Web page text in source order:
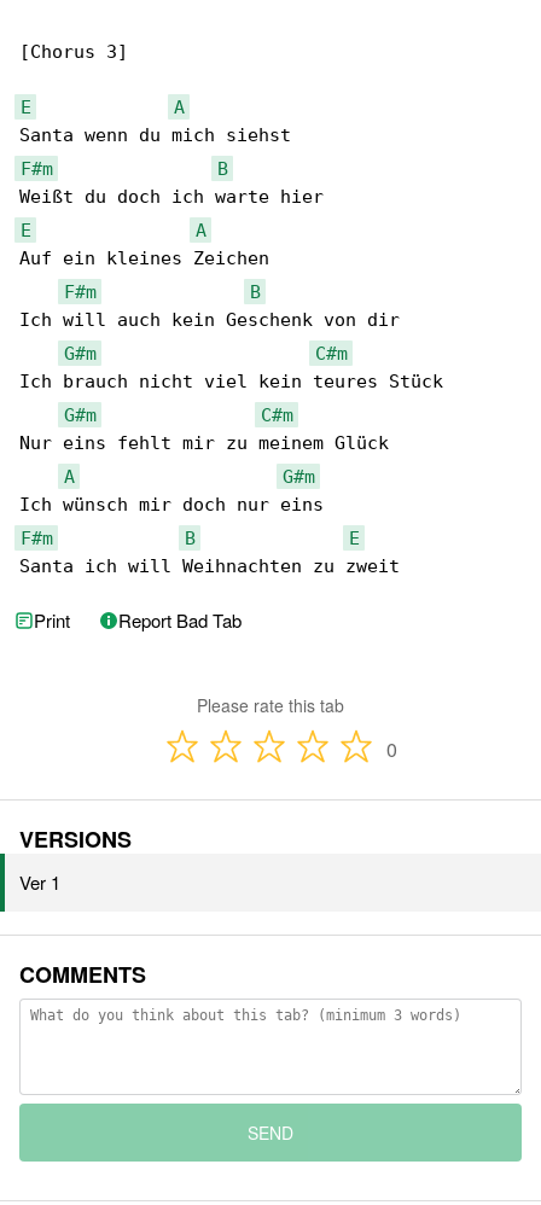
[Chorus 3]
E
A
F#m
B
E
A
Auf ein kleines Zeichen
F#m
B
Ich will auch kein Geschenk von dir
G#m
C#m
Ich brauch nicht viel kein teures Stück
G#m
C#m
Nur eins fehlt mir zu meinem Glück
A
G#m
F#m
B
E
Santa ich will Weihnachten zu zweit
Print Report Bad Tab
Please rate this tab
0
VERSIONS
Ver 1
COMMENTS
SEND